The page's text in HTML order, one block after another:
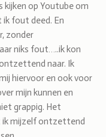
kijken op Youtube om
fout deed. En
zonder
niks fout…..ik kon
naar. Ik
hiervoor en ook voor
mijn kunnen en
grappig. Het
ik mijzelf ontzettend